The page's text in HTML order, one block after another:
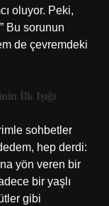
oluyor. Peki,
Bu sorunun
de çevremdeki
İlk Işığı
sohbetler
hep derdi:
yön veren bir
bir yaşlı
gibi